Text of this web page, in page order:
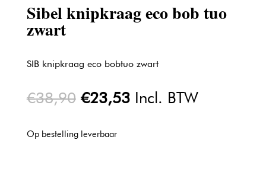
Sibel knipkraag eco bob tuo
zwart
SIB knipkraag eco bobtuo zwart
€38,90 Oorspronkelijke
was:
€23,53Huidige
Incl. BTW
Op bestelling leverbaar